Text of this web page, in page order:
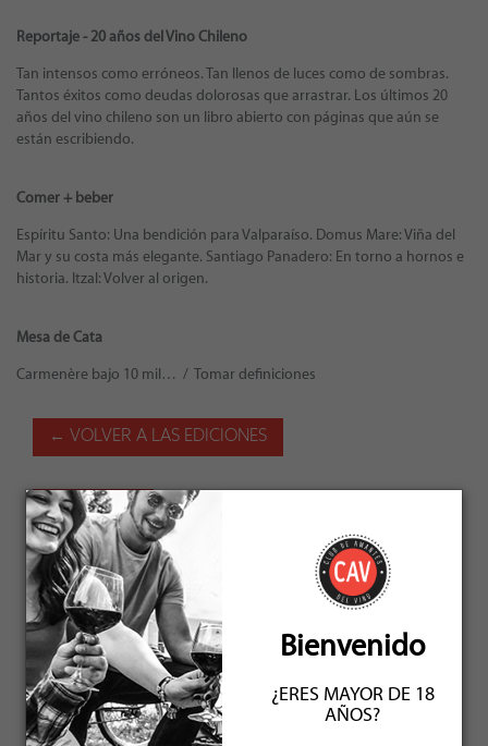
Reportaje - 20 años del Vino Chileno
Tan intensos como erróneos. Tan llenos de luces como de sombras.
Tantos éxitos como deudas dolorosas que arrastrar. Los últimos 20
años del vino chileno son un libro abierto con páginas que aún se
están escribiendo.
Comer + beber
Espíritu Santo: Una bendición para Valparaíso. Domus Mare: Viña del
Mar y su costa más elegante. Santiago Panadero: En torno a hornos e
historia. Itzal: Volver al origen.
Mesa de Cata
Carmenère bajo 10 mil… / Tomar definiciones
← VOLVER A LAS EDICIONES
JUNIO 2017
Bienvenido
¿ERES MAYOR DE 18
AÑOS?